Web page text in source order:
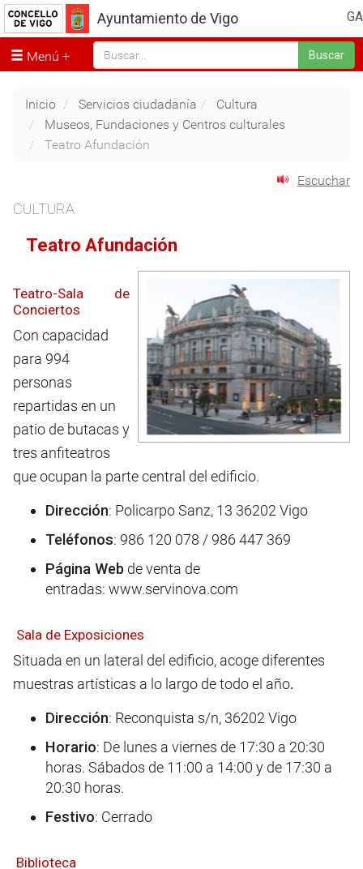
GA
Ayuntamiento de Vigo
Menú Buscar
Inicio Servicios ciudadanía
Cultura
Museos, Fundaciones y Centros culturales
Teatro Afundación
Escuchar
CULTURA
Teatro Afundación
Teatro-Sala de
Conciertos
Con capacidad
para 994
personas
repartidas en un
patio de butacas y
tres anfiteatros
que ocupan la parte central del edificio.
Dirección: Policarpo Sanz, 13 36202 Vigo
Teléfonos: 986 120 078 / 986 447 369
Página Web de venta de
entradas: www.servinova.com
Sala de Exposiciones
Situada en un lateral del edificio, acoge diferentes
muestras artísticas a lo largo de todo el año.
Dirección: Reconquista s/n, 36202 Vigo
Horario: De lunes a viernes de 17:30 a 20:30
horas. Sábados de 11:00 a 14:00 y de 17:30 a
20:30 horas.
Festivo: Cerrado
Biblioteca